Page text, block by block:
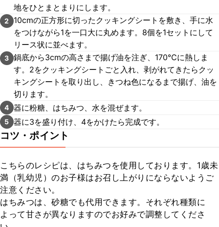
地をひとまとまりにします。
2
10cmの正方形に切ったクッキングシートを敷き、手に水
をつけながら1を一口大に丸めます。8個を1セットにして
リース状に並べます。
3 鍋底から3cmの高さまで揚げ油を注ぎ、170℃に熱しま
す。2をクッキングシートごと入れ、剥がれてきたらクッ
キングシートを取り出し、きつね色になるまで揚げ、油を
切ります。
4 器に粉糖、はちみつ、水を混ぜます。
5 器に3を盛り付け、4をかけたら完成です。
コツ・ポイント
こちらのレシピは、はちみつを使用しております。1歳未
満（乳幼児）のお子様はお召し上がりにならないようご
注意ください。
はちみつは、砂糖でも代用できます。それぞれ種類に
よって甘さが異なりますのでお好みで調整してくださ